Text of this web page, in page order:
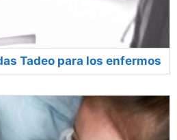
Tadeo para los enfermos